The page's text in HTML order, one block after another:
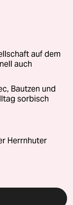
auf dem
auch
Bautzen und
sorbisch
Herrnhuter